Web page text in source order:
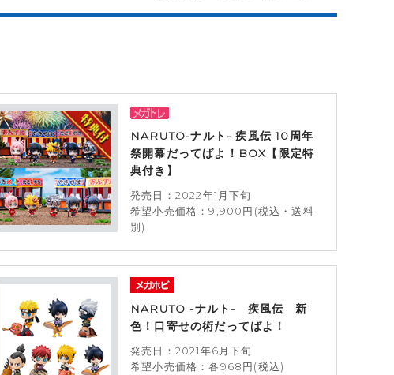
NARUTO-ナルト- 疾風伝 10周年
祭開幕だってばよ！BOX【限定特
典付き】
発売日：2022年1月下旬
希望小売価格：9,900円(税込・送料
別)
NARUTO -ナルト- 疾風伝 新
色！口寄せの術だってばよ！
発売日：2021年6月下旬
希望小売価格：各968円(税込)